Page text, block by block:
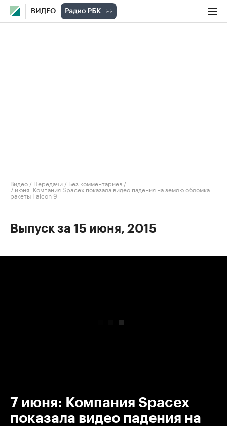
ВИДЕО
Видео / Передачи / Без комментариев /
7 июня: Компания Spacex показала видео падения на землю обломка
ракеты Falcon 9
Выпуск за 15 июня, 2015
7 июня: Компания Spacex
показала видео падения на